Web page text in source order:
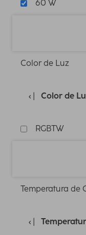
60 W
Color de Luz
Color de
RGBTW
Temperatura de